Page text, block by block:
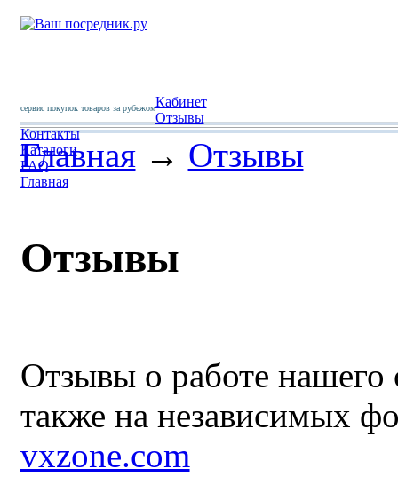
сервис покупок товаров за рубежомКабинет
Отзывы
Контакты
Каталоги
FAQ
Главная
Главная→ Отзывы
Отзывы
Отзывы о работе нашего
также на независимых
vxzone.com